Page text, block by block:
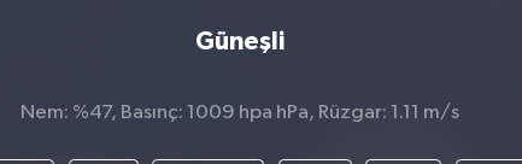
Güneşli
Nem: %47, Basınç: 1009 hpa hPa, Rüzgar: 1.11 m/s